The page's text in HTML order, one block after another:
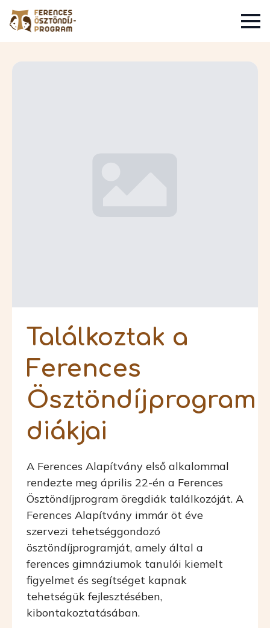
Találkoztak a
Ferences
Ösztöndíjprogram
diákjai
A Ferences Alapítvány első alkalommal
rendezte meg április 22-én a Ferences
Ösztöndíjprogram öregdiák találkozóját. A
Ferences Alapítvány immár öt éve
szervezi tehetséggondozó
ösztöndíjprogramját, amely által a
ferences gimnáziumok tanulói kiemelt
figyelmet és segítséget kapnak
tehetségük fejlesztésében,
kibontakoztatásában.